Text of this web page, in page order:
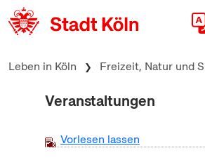
zum Inhalt springen
Leben in Köln Freizeit, Natur und
Veranstaltungen
Vorlesen lassen